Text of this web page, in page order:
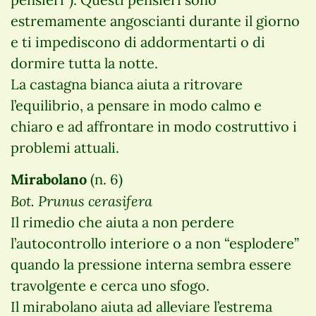
estremamente angoscianti durante il giorno
e ti impediscono di addormentarti o di
dormire tutta la notte.
La castagna bianca aiuta a ritrovare
l’equilibrio, a pensare in modo calmo e
chiaro e ad affrontare in modo costruttivo i
problemi attuali.
Mirabolano (n. 6)
Bot. Prunus cerasifera
Il rimedio che aiuta a non perdere
l’autocontrollo interiore o a non “esplodere”
quando la pressione interna sembra essere
travolgente e cerca uno sfogo.
Il mirabolano aiuta ad alleviare l’estrema